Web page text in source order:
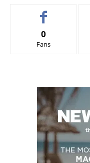
0
Fans